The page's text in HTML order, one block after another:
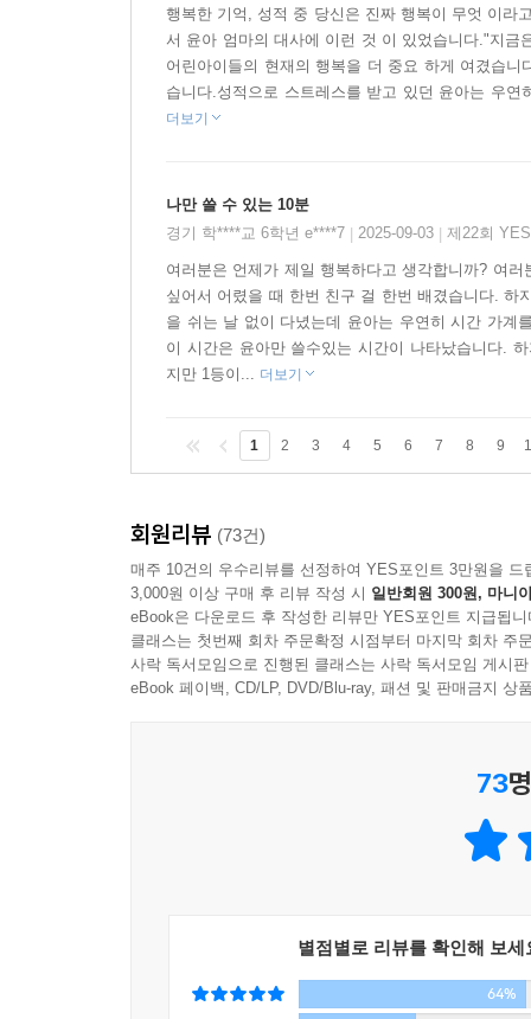
압도하는 그 기이한 공간 안엔 마치 윤아가 올 줄
하루에 한 번, 행복한 기억을 하나 팔면 오직 나
망설임 없이 할아버지가 제시한 거래를 수락하
하지만 이사 오면서 헤어졌던 친구 다현이와
상대방이 내보이는 따뜻한 감정에 진심으로 반
생각보다 무서운 일이라는 것을 느낀다. 게다가
매력 없는 아이, 아무것도 아닌 나 이윤아. 나는 누
누군가와 맺었던, 온전히 느꼈던 행복한 기억을
행복, 기억, 시간 같은 것의 소중함을 느낀 윤아는
때문이다.
지금 행복하지 않은데 엄마 말처럼 미래에 행복
중에서
서사의 흐름에도 속도감이 붙고 긴장감은 최고조
멈춰진 아이들의 삶을 다시 재생시켜야 할 때
사소한 경험들이 쌓여 유년기의 자아 정체성을
빠져들어 간다’면서, ‘내가 누구인지 모르는,
행복한 기억, 성적 중 당신은 진짜 행복이 무엇 이라
서 윤아 엄마의 대사에 이런 것 이 있었습니다."지
어린아이들의 현재의 행복을 더 중요 하게 여겼습
습니다.성적으로 스트레스를 받고 있던 윤아는 우
더보기
나만 쓸 수 있는 10분
경기 학****교 6학년 e****7
2025-09-03 제22회
여러분은 언제가 제일 행복하다고 생각합니까? 여
싶어서 어렸을 때 한번 친구 걸 한번 배겼습니다. 하
을 쉬는 날 없이 다녔는데 윤아는 우연히 시간 가계
이 시간은 윤아만 쓸수있는 시간이 나타났습니다.
지만 1등이... 더보기
1 2 3 4 5 6 7 8 9
회원리뷰 (73건)
매주 10건의 우수리뷰를 선정하여 YES포인트 3만원을 드
3,000원 이상 구매 후 리뷰 작성 시 일반회원 300원, 마니
eBook은 다운로드 후 작성한 리뷰만 YES포인트 지급됩니
클래스는 첫번째 회차 주문확정 시점부터 마지막 회차 주
사락 독서모임으로 진행된 클래스는 사락 독서모임 게시
eBook 페이백, CD/LP, DVD/Blu-ray, 패션 및 판매금지 상
73
별점별로 리뷰를 확인해 보세
64%